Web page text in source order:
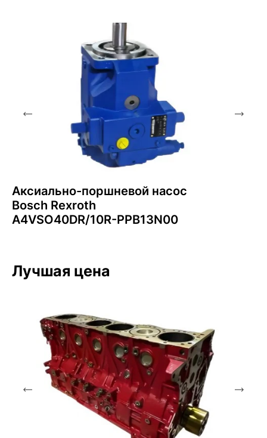
Аксиально-поршневой насос
Bosch Rexroth
A4VSO40DR/10R-PPB13N00
Лучшая цена